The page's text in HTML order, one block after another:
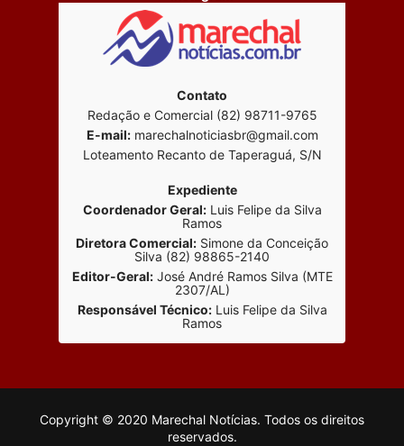
Contato
Redação e Comercial (82) 98711-9765
E-mail:marechalnoticiasbr@gmail.com
Loteamento Recanto de Taperaguá, S/N
Expediente
Coordenador Geral:Luis Felipe da Silva
Ramos
Diretora Comercial: Simone da Conceição
Silva (82) 98865-2140
Editor-Geral:José André Ramos Silva (MTE
2307/AL)
Responsável Técnico:Luis Felipe da Silva
Ramos
Copyright © 2020 Marechal Notícias. Todos os direitos
reservados.